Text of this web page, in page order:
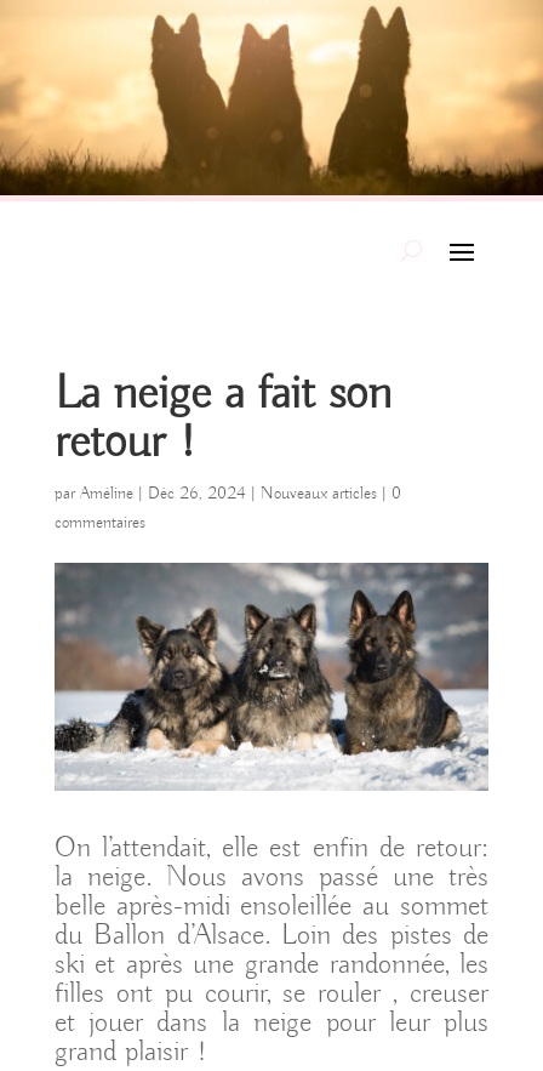
La neige a fait son
retour !
par Améline| Déc 26, 2024 | Nouveaux articles| 0
commentaires
On l’attendait, elle est enfin de retour:
la neige. Nous avons passé une très
belle après-midi ensoleillée au sommet
du Ballon d’Alsace. Loin des pistes de
ski et après une grande randonnée, les
filles ont pu courir, se rouler , creuser
et jouer dans la neige pour leur plus
grand plaisir !